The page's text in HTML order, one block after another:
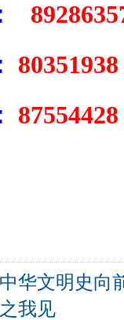
80351938
87554428
华文明史向
我见